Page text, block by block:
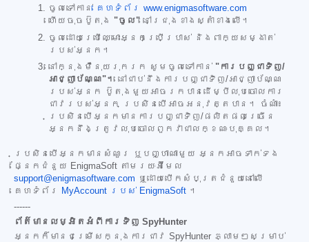
ចូលទៅកាន់ គេហទំព័រ www.enigmasoftware.com
ហើយចុចប៊ូតុង "ចូល" នៅជ្រុងខាងស្តាំខាងលើ។
ចូលដោយប្រើឈ្មោះអ្នកប្រើប្រាស់ និងពាក្យសម្ងាត់
របស់អ្នក។
នៅក្នុងម៉ឺនុយរុករក សូមចូលទៅកាន់ "ការបញ្ជាទិញ/
អាជ្ញាប័ណ្ណ"។ នៅជាប់នឹងការបញ្ជាទិញ/អាជ្ញាប័ណ្ណ
របស់អ្នក ប៊ូតុងមួយអាចរកបានដើម្បីលុបចោលការ
ជាវរបស់អ្នក ប្រសិនបើអាចអនុវត្តបាន។ ចំណាំ៖
ប្រសិនបើអ្នកមានការបញ្ជាទិញ/ផលិតផលច្រើន
អ្នកនឹងត្រូវលុបចោលពួកវាជាលក្ខណៈបុគ្គល។
ប្រសិនបើអ្នកមានសំណួរ ឬបញ្ហាណាមួយ អ្នកអាចទាក់ទង
ផ្នែកជំនួយ EnigmaSoft តាមរយៈអ៊ីមែល
support@enigmasoftware.com ឬដោយបើកសំបុត្រជំនួយនៅលើ
គេហទំព័រ
MyAccount របស់ EnigmaSoft ។
------
ព័ត៌មានលម្អិតអំពីការទិញ SpyHunter
អ្នកក៏មានជម្រើសក្នុងការជាវ SpyHunter ភ្លាមៗសម្រាប់